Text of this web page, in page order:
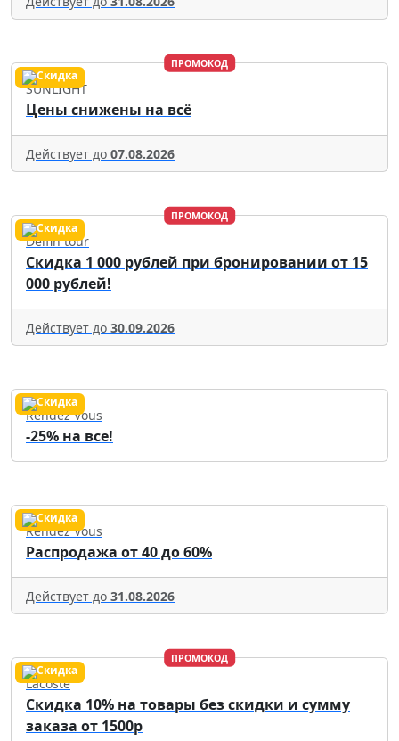
ПРОМОКОД
SUNLIGHT
Цены снижены на всё
Действует до 07.08.2026
ПРОМОКОД
Delfin tour
Скидка 1 000 рублей при бронировании от 15
000 рублей!
Действует до 30.09.2026
Rendez Vous
-25% на все!
Rendez Vous
Распродажа от 40 до 60%
Действует до 31.08.2026
ПРОМОКОД
Lacoste
Скидка 10% на товары без скидки и сумму
заказа от 1500р